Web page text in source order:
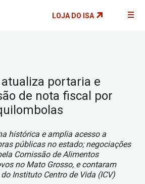
LOJA DO ISA
portaria e
de nota fiscal por
histórica e amplia acesso a
públicas no estado; negociações
Comissão de Alimentos
no Mato Grosso, e contaram
Instituto Centro de Vida (ICV)